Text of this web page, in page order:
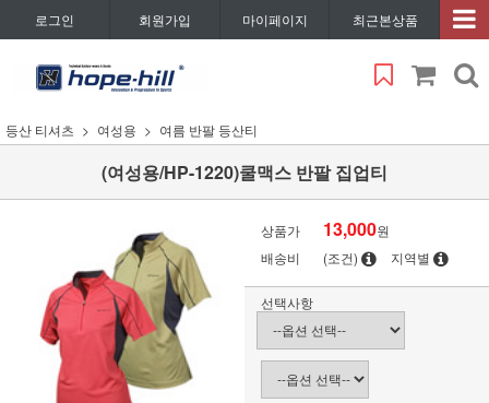
로그인 회원가입 마이페이지 최근본상품
등산 티셔츠 여성용 여름 반팔 등산티
(여성용/HP-1220)쿨맥스 반팔 집업티
상품가 13,000원
배송비
(조건) 지역별
선택사항